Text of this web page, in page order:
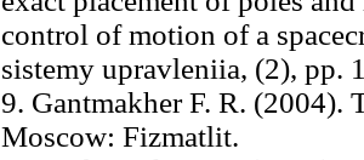
control of motion of a
sistemy upravleniia, (2), pp.
9. Gantmakher F. R. (2004).
Moscow: Fizmatlit.